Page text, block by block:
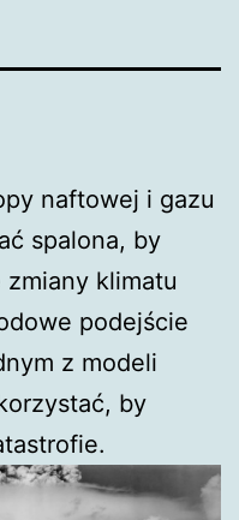
naftowej i gazu
spalona, by
zmiany klimatu
podejście
z modeli
by